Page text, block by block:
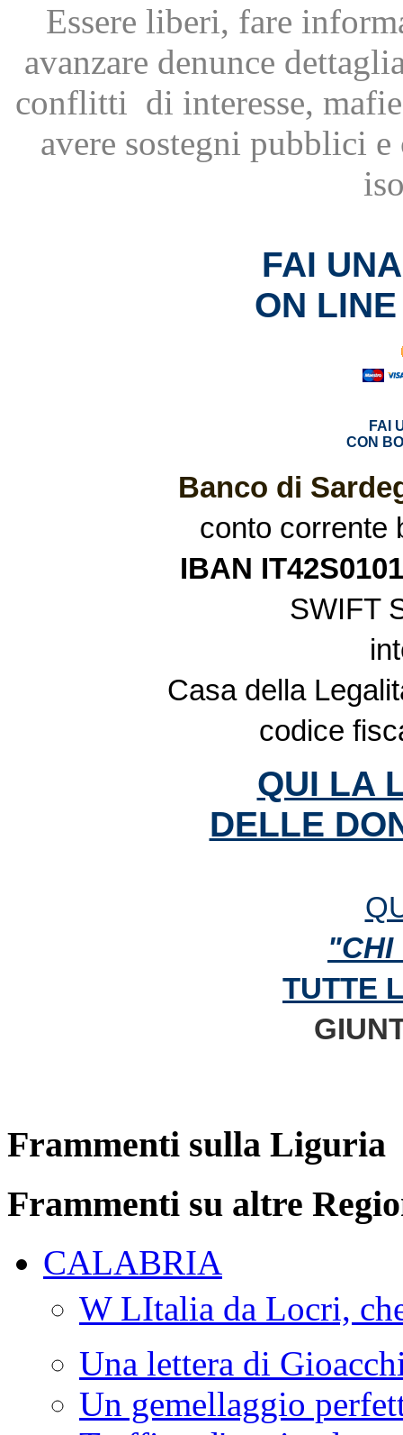
Essere liberi, fare
avanzare denunce
conflitti di interesse,
avere sostegni pubblici
FAI
ON
FAI
CON
Banco di
conto corrente
IBAN
SWIFT
Casa della
codice
QUI LA
DELLE
"CHI
TUTTE
Frammenti sulla Liguria
Frammenti su altre
CALABRIA
W LItalia da Locri,
Una lettera di
Un gemellaggio